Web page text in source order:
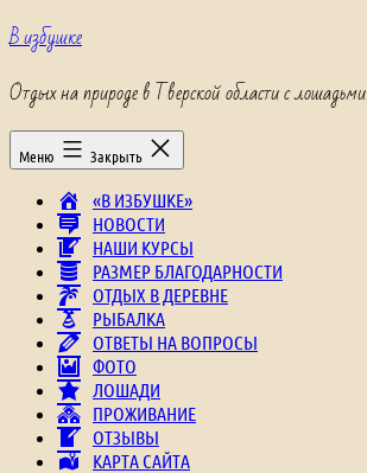
Перейти
к
В избушке
Отдых на природе в Тверской области с лошадьми
Меню Закрыть
«В ИЗБУШКЕ»
НОВОСТИ
НАШИ КУРСЫ
РАЗМЕР БЛАГОДАРНОСТИ
ОТДЫХ В ДЕРЕВНЕ
РЫБАЛКА
ОТВЕТЫ НА ВОПРОСЫ
ФОТО
ЛОШАДИ
ПРОЖИВАНИЕ
ОТЗЫВЫ
КАРТА САЙТА